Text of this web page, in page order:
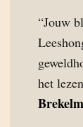
“Jouw
het